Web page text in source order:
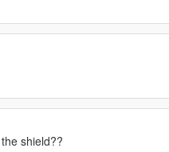
shield??